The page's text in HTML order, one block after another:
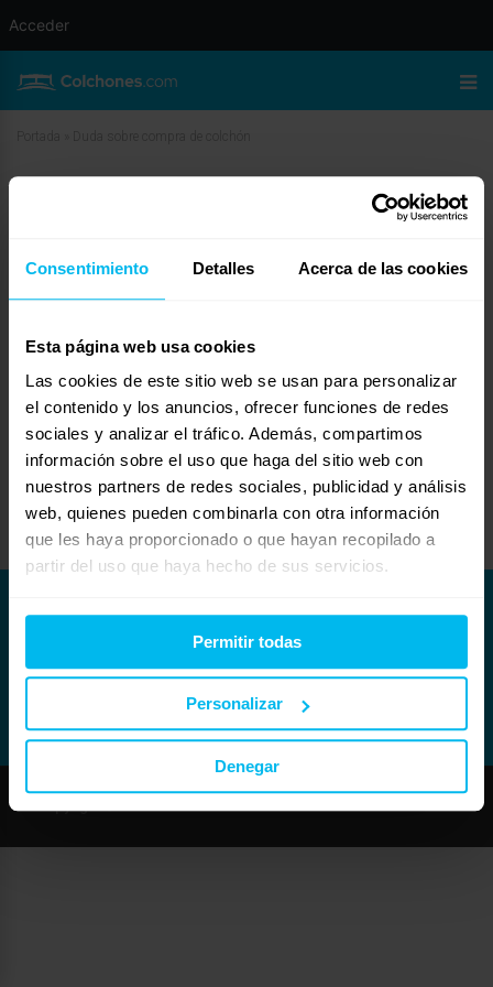
Consentimiento Detalles Acerca de las cookies
Esta página web usa cookies
Las cookies de este sitio web se usan para personalizar
el contenido y los anuncios, ofrecer funciones de redes
sociales y analizar el tráfico. Además, compartimos
información sobre el uso que haga del sitio web con
nuestros partners de redes sociales, publicidad y análisis
web, quienes pueden combinarla con otra información
que les haya proporcionado o que hayan recopilado a
partir del uso que haya hecho de sus servicios.
Permitir todas
Personalizar
Denegar
Duda sobre compra de colchón
David
Invitado
Hola María José,
Tenéis en vuestra tienda el modelo Lattoflex ClimaFresh? Por lo visto es uno
nuevo que han sacado, si sabes de él puedes decirme que tal es y sus
características? Y si fuera posible, una pequeña orientaciíon sobre el precio
Muchas gracias y un saludo
Acceder